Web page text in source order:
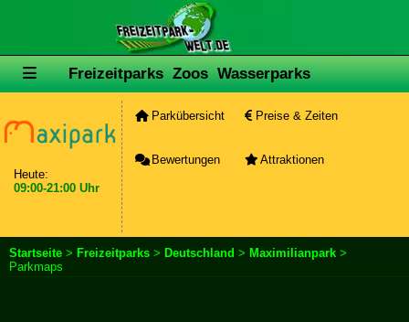
Freizeitparks Zoos Wasserparks
Heute:
09:00-21:00 Uhr
Parkübersicht Preise & Zeiten
Bewertungen Attraktionen
Startseite > Freizeitparks > Deutschland > Maximilianpark >
Parkmaps